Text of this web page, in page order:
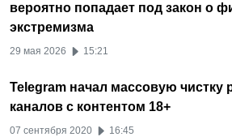
вероятно попадает под закон о
экстремизма
29 мая 2026 15:21
Telegram начал массовую чистку
каналов с контентом 18+
07 сентября 2020 16:45